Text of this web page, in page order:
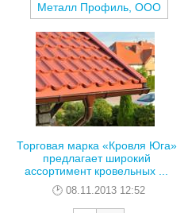
Металл Профиль, ООО
Торговая марка «Кровля Юга»
предлагает широкий
ассортимент кровельных ...
08.11.2013 12:52